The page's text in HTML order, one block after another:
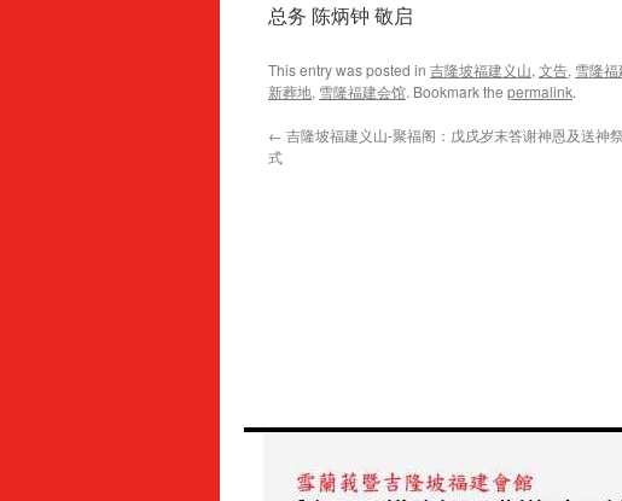
总务 陈炳钟 敬启
This entry was posted in 吉隆坡福建义山, 文告, 雪隆
新葬地, 雪隆福建会馆. Bookmark the permalink.
← 吉隆坡福建义山-聚福阁：戊戌岁末答谢神恩及送神
式